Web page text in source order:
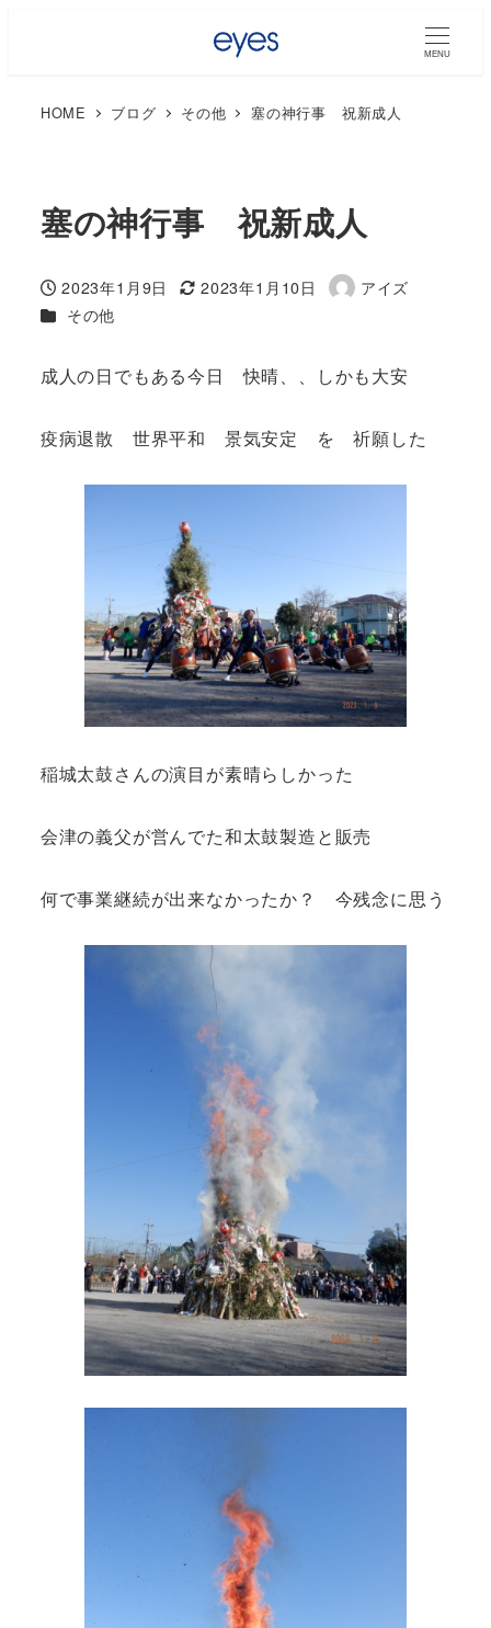
MENU
HOME ブログ その他 塞の神行事 祝新成人
塞の神行事 祝新成人
投稿日
2023年1月9日
更新日
2023年1月10日
著
アイズ
カテゴリー
その他
成人の日でもある今日 快晴、、しかも大安
疫病退散 世界平和 景気安定 を 祈願した
稲城太鼓さんの演目が素晴らしかった
会津の義父が営んでた和太鼓製造と販売
何で事業継続が出来なかったか？ 今残念に思う